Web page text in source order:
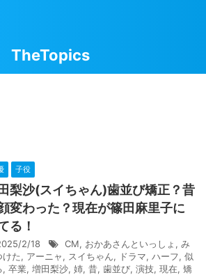
TheTopics
子役
梨沙(スイちゃん)歯並び矯正？昔
変わった？現在が篠田麻里子に
る！
2/18 CM, おかあさんといっしょ , み
けた, アーニャ, スイちゃん, ドラマ, ハーフ, 似
, 卒業, 増田梨沙, 姉, 昔, 歯並び, 演技, 現在, 矯